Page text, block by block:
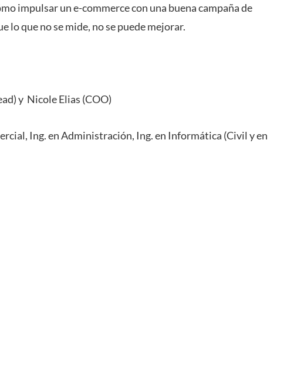
impulsar un e-commerce con una buena campaña de
lo que no se mide, no se puede mejorar.
y Nicole Elias (COO)
Ing. en Administración, Ing. en Informática (Civil y en